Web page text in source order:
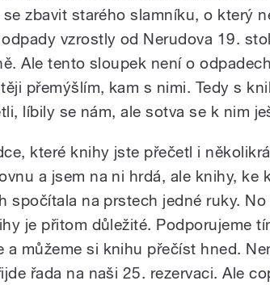
zbavit starého slamníku, o který
vzrostly od Nerudova 19.
Ale tento sloupek není o
přemýšlím, kam s nimi. Tedy s
líbily se nám, ale sotva se k nim
které knihy jste přečetl i
a jsem na ni hrdá, ale knihy, ke
spočítala na prstech jedné ruky.
je přitom důležité. Podporujeme
a můžeme si knihu přečíst hned.
řada na naši 25. rezervaci. Ale